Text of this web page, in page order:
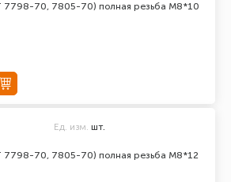
7798-70, 7805-70) полная резьба М8*10
7798-70, 7805-70) полная резьба М8*12
Ед. изм. шт.